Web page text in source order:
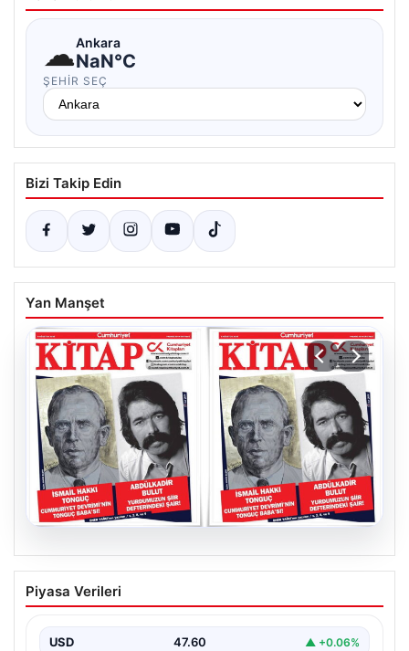
☁Ankara
NaN°C
ŞEHIR SEÇ
Bizi Takip Edin
Yan Manşet
05.08.2026
YARIN günlerden Cumhuriyet Kitap!
Sayı 1903! / 6 Ağustos 2026
Piyasa Verileri
USD 47.60 ▲ +0.06%